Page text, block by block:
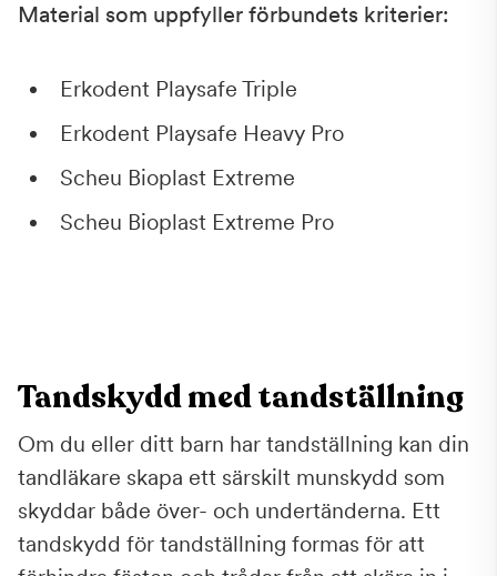
Material som uppfyller förbundets kriterier:
Erkodent Playsafe Triple
Erkodent Playsafe Heavy Pro
Scheu Bioplast Extreme
Scheu Bioplast Extreme Pro
Tandskydd med tandställning
Om du eller ditt barn har tandställning kan din
tandläkare skapa ett särskilt munskydd som
skyddar både över- och undertänderna. Ett
tandskydd för tandställning formas för att